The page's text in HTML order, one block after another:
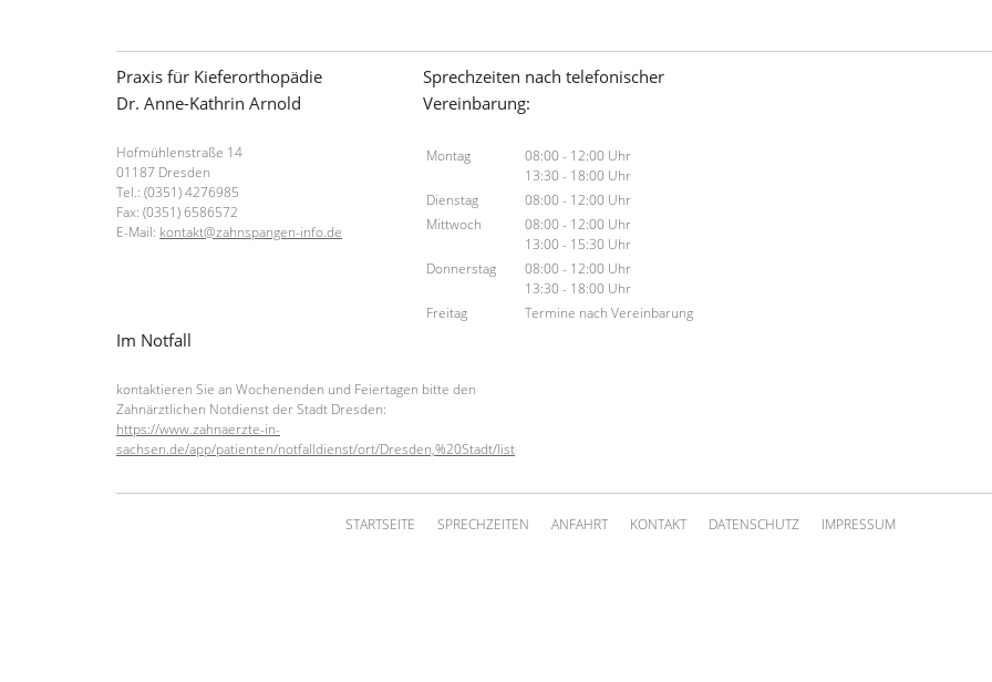
Praxis für Kieferorthopädie
Dr. Anne-Kathrin Arnold
Hofmühlenstraße 14
01187 Dresden
Tel.: (0351) 4276985
Fax: (0351) 6586572
E-Mail: kontakt@zahnspangen-info.de
Sprechzeiten nach telefonischer
Vereinbarung:
Montag
08:00 - 12:00 Uhr
13:30 - 18:00 Uhr
Dienstag
08:00 - 12:00 Uhr
Mittwoch
08:00 - 12:00 Uhr
13:00 - 15:30 Uhr
Donnerstag
08:00 - 12:00 Uhr
13:30 - 18:00 Uhr
Freitag
Termine nach Vereinbarung
Im Notfall
kontaktieren Sie an Wochenenden und Feiertagen bitte den
Zahnärztlichen Notdienst der Stadt Dresden:
https://www.zahnaerzte-in-
sachsen.de/app/patienten/notfalldienst/ort/Dresden,%20Stadt/list
STARTSEITE SPRECHZEITEN ANFAHRT KONTAKT DATENSCHUTZ IMPRESSUM